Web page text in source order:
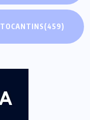
TOCANTINS(459)